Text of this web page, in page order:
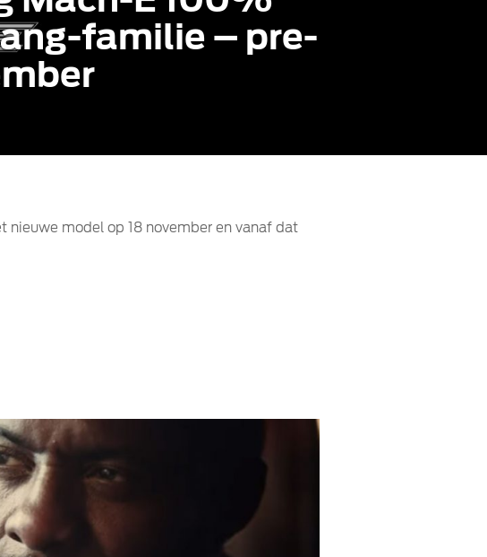
familie – pre-
nieuwe model op 18 november en vanaf dat